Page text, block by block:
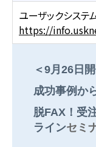
ユーザックシス
https://